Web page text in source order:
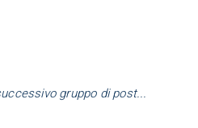
gruppo di post...